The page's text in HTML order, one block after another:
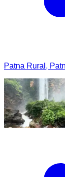
Patna Rural,